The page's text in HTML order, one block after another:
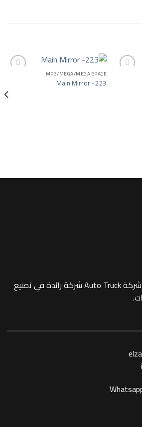
to wishlist
MP3/MEGA/MEGA SPACE
Main Mirror -223
منذ عام 1995 ، أصبحت شركة Auto Truck شركة رائدة في تصنيع